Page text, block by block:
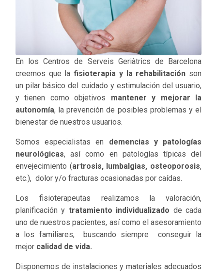
En los Centros de Serveis Geriàtrics de Barcelona
creemos que lafisioterapia y la rehabilitación son
un pilar básico del cuidado y estimulación del usuario,
y tienen como objetivos mantener y mejorar la
autonomía, la prevención de posibles problemas y el
bienestar de nuestros usuarios.
Somos especialistas en demencias y patologías
neurológicas, así como en patologías típicas del
envejecimiento (artrosis, lumbalgias, osteoporosis,
etc.), dolor y/o fracturas ocasionadas por caídas.
Los fisioterapeutas realizamos la valoración,
planificación y tratamiento individualizado de cada
uno de nuestros pacientes, así como el asesoramiento
a los familiares, buscando siempre conseguir la
mejor calidad de vida.
Disponemos de instalaciones y materiales adecuados